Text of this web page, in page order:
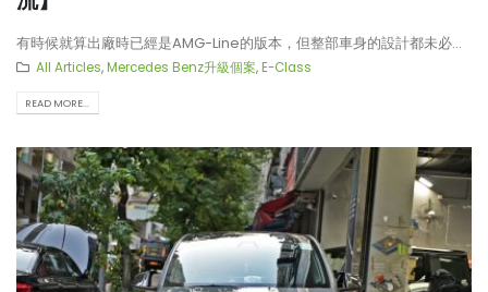
有時候就算出廠時已經是AMG-Line的版本，但整部車身的設計都未必...
All Articles,Mercedes Benz升級個案,E-Class
READ MORE...